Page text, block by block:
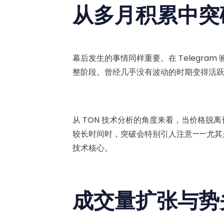
从多月积累中
幕后发生的事情同样重要。在 Telegram
整阶段。曾经几乎没有波动的时期变得活
从 TON 技术分析的角度来看，当价格脱
较长时间时，突破会特别引人注意——尤
技术核心。
成交量扩张与